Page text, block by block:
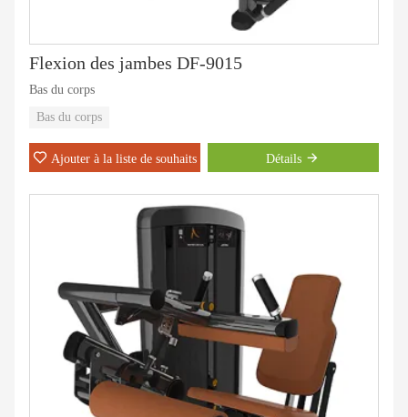
Flexion des jambes DF-9015
Bas du corps
Bas du corps
Ajouter à la liste de souhaits Détails